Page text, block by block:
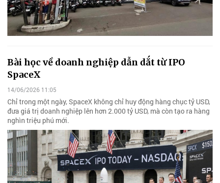
Bài học về doanh nghiệp dẫn dắt từ IPO
SpaceX
14/06/2026 11:05
Chỉ trong một ngày, SpaceX không chỉ huy động hàng chục tỷ USD,
đưa giá trị doanh nghiệp lên hơn 2.000 tỷ USD, mà còn tạo ra hàng
nghìn triệu phú mới.